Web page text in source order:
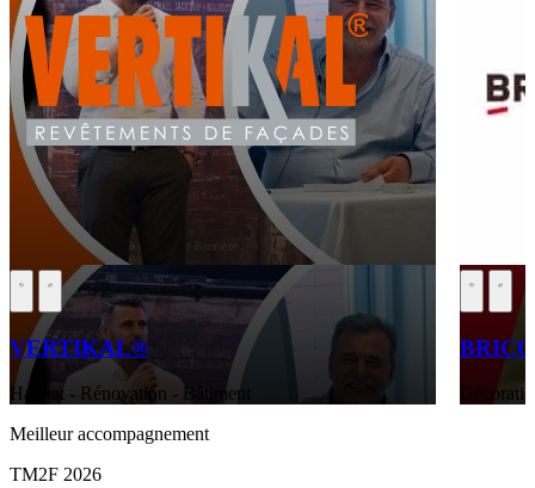
VERTIKAL®
Habitat - Rénovation - Bâtiment
Meilleur accompagnement
TM2F 2026